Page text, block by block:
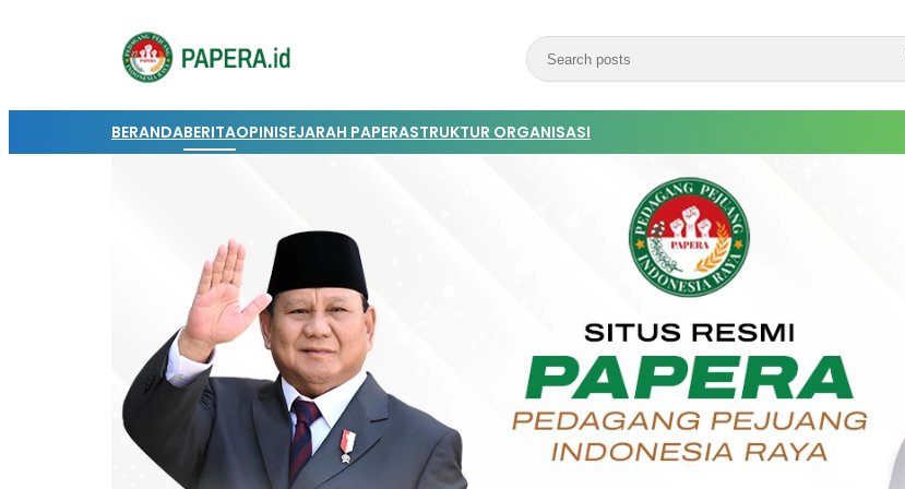
BERANDABERITAOPINISEJARAH PAPERASTRUKTUR ORGANISASI